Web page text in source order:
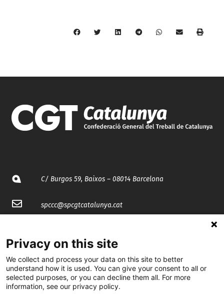
C/ Burgos 59, Baixos – 08014 Barcelona
spccc@spcgtcatalunya.cat
@CGTCatalunya
cgtcatalunya
Privacy on this site
We collect and process your data on this site to better
understand how it is used. You can give your consent to all or
selected purposes, or you can decline them all. For more
information, see our privacy policy.